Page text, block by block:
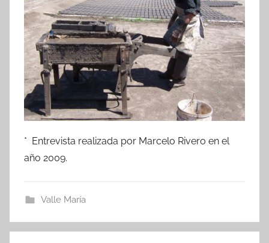
* Entrevista realizada por Marcelo Rivero en el
año 2009.
Valle María